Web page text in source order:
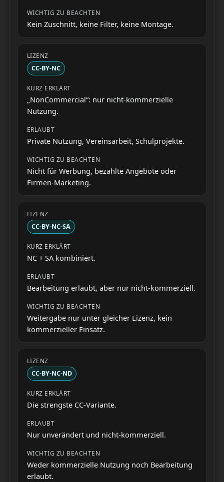
Kein Zuschnitt, keine Filter, keine Montage.
CC-BY-NC
„NonCommercial“: nur nicht-kommerzielle
Nutzung.
Private Nutzung, Vereinsarbeit, Schulprojekte.
Nicht für Werbung, bezahlte Angebote oder
Firmen-Marketing.
CC-BY-NC-SA
NC + SA kombiniert.
Bearbeitung erlaubt, aber nur nicht-kommerziell.
Weitergabe nur unter gleicher Lizenz, kein
kommerzieller Einsatz.
CC-BY-NC-ND
Die strengste CC-Variante.
Nur unverändert und nicht-kommerziell.
Weder kommerzielle Nutzung noch Bearbeitung
erlaubt.